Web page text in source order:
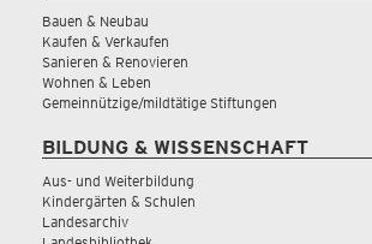
Bauen & Neubau
Kaufen & Verkaufen
Sanieren & Renovieren
Wohnen & Leben
Gemeinnützige/mildtätige Stiftungen
BILDUNG & WISSENSCHAFT
Aus- und Weiterbildung
Kindergärten & Schulen
Landesarchiv